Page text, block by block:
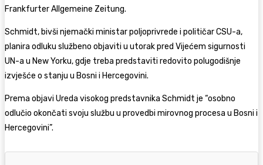
Frankfurter Allgemeine Zeitung.
Schmidt, bivši njemački ministar poljoprivrede i političar CSU-a,
planira odluku službeno objaviti u utorak pred Vijećem sigurnosti
UN-a u New Yorku, gdje treba predstaviti redovito polugodišnje
izvješće o stanju u Bosni i Hercegovini.
Prema objavi Ureda visokog predstavnika Schmidt je “osobno
odlučio okončati svoju službu u provedbi mirovnog procesa u Bosni i
Hercegovini”.